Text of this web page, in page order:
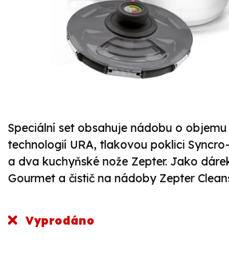
Speciální set obsahuje nádobu o
technologií URA, tlakovou poklici
a dva kuchyňské nože Zepter. Jako
Gourmet a čistič na nádoby Zepter
Vyprodáno